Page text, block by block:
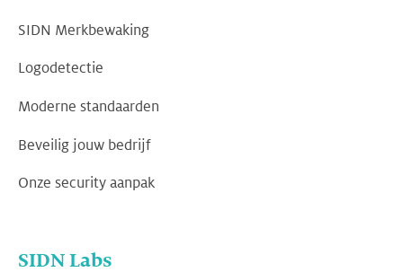
SIDN Merkbewaking
Logodetectie
Moderne standaarden
Beveilig jouw bedrijf
Onze security aanpak
SIDN Labs